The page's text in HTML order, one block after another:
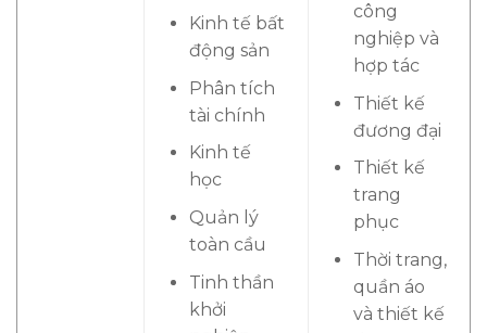
Kinh tế bất
động sản
Phân tích
tài chính
Kinh tế
học
Quản lý
toàn cầu
Tinh thần
khởi
công
nghiệp và
hợp tác
Thiết kế
đương đại
Thiết kế
trang
phục
Thời trang,
quần áo
và thiết kế